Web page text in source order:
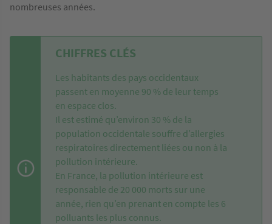
nombreuses années.
CHIFFRES CLÉS
Les habitants des pays occidentaux
passent en moyenne 90 % de leur temps
en espace clos.
Il est estimé qu’environ 30 % de la
population occidentale souffre d’allergies
respiratoires directement liées ou non à la
pollution intérieure.
En France, la pollution intérieure est
responsable de 20 000 morts sur une
année, rien qu’en prenant en compte les 6
polluants les plus connus.